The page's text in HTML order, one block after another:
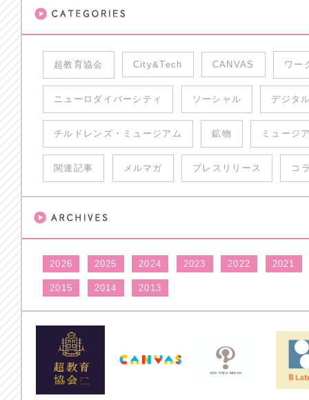
超教育協会 City&Tech CANVAS ワー
ニューロダイバーシティ ソーシャル デジタ
チルドレンズ・ミュージアム 鉱物 ミュージ
関連記事 メルマガ プレスリリース コ
2026 2025 2024 2023 2022 2021
2015 2014 2013